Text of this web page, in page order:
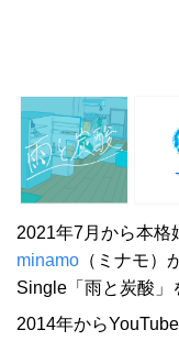
2021年7月から本格
minamo （ミナモ）
Single「雨と炭酸」
2014年から